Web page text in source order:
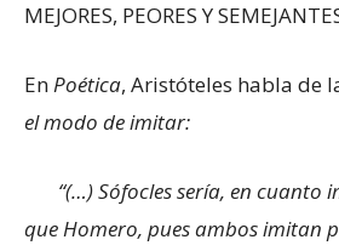
MEJORES, PEORES Y
EnPoética, Aristóteles habla de
el modo de imitar:
“(…) Sófocles sería, en cuanto
que Homero, pues ambos imitan